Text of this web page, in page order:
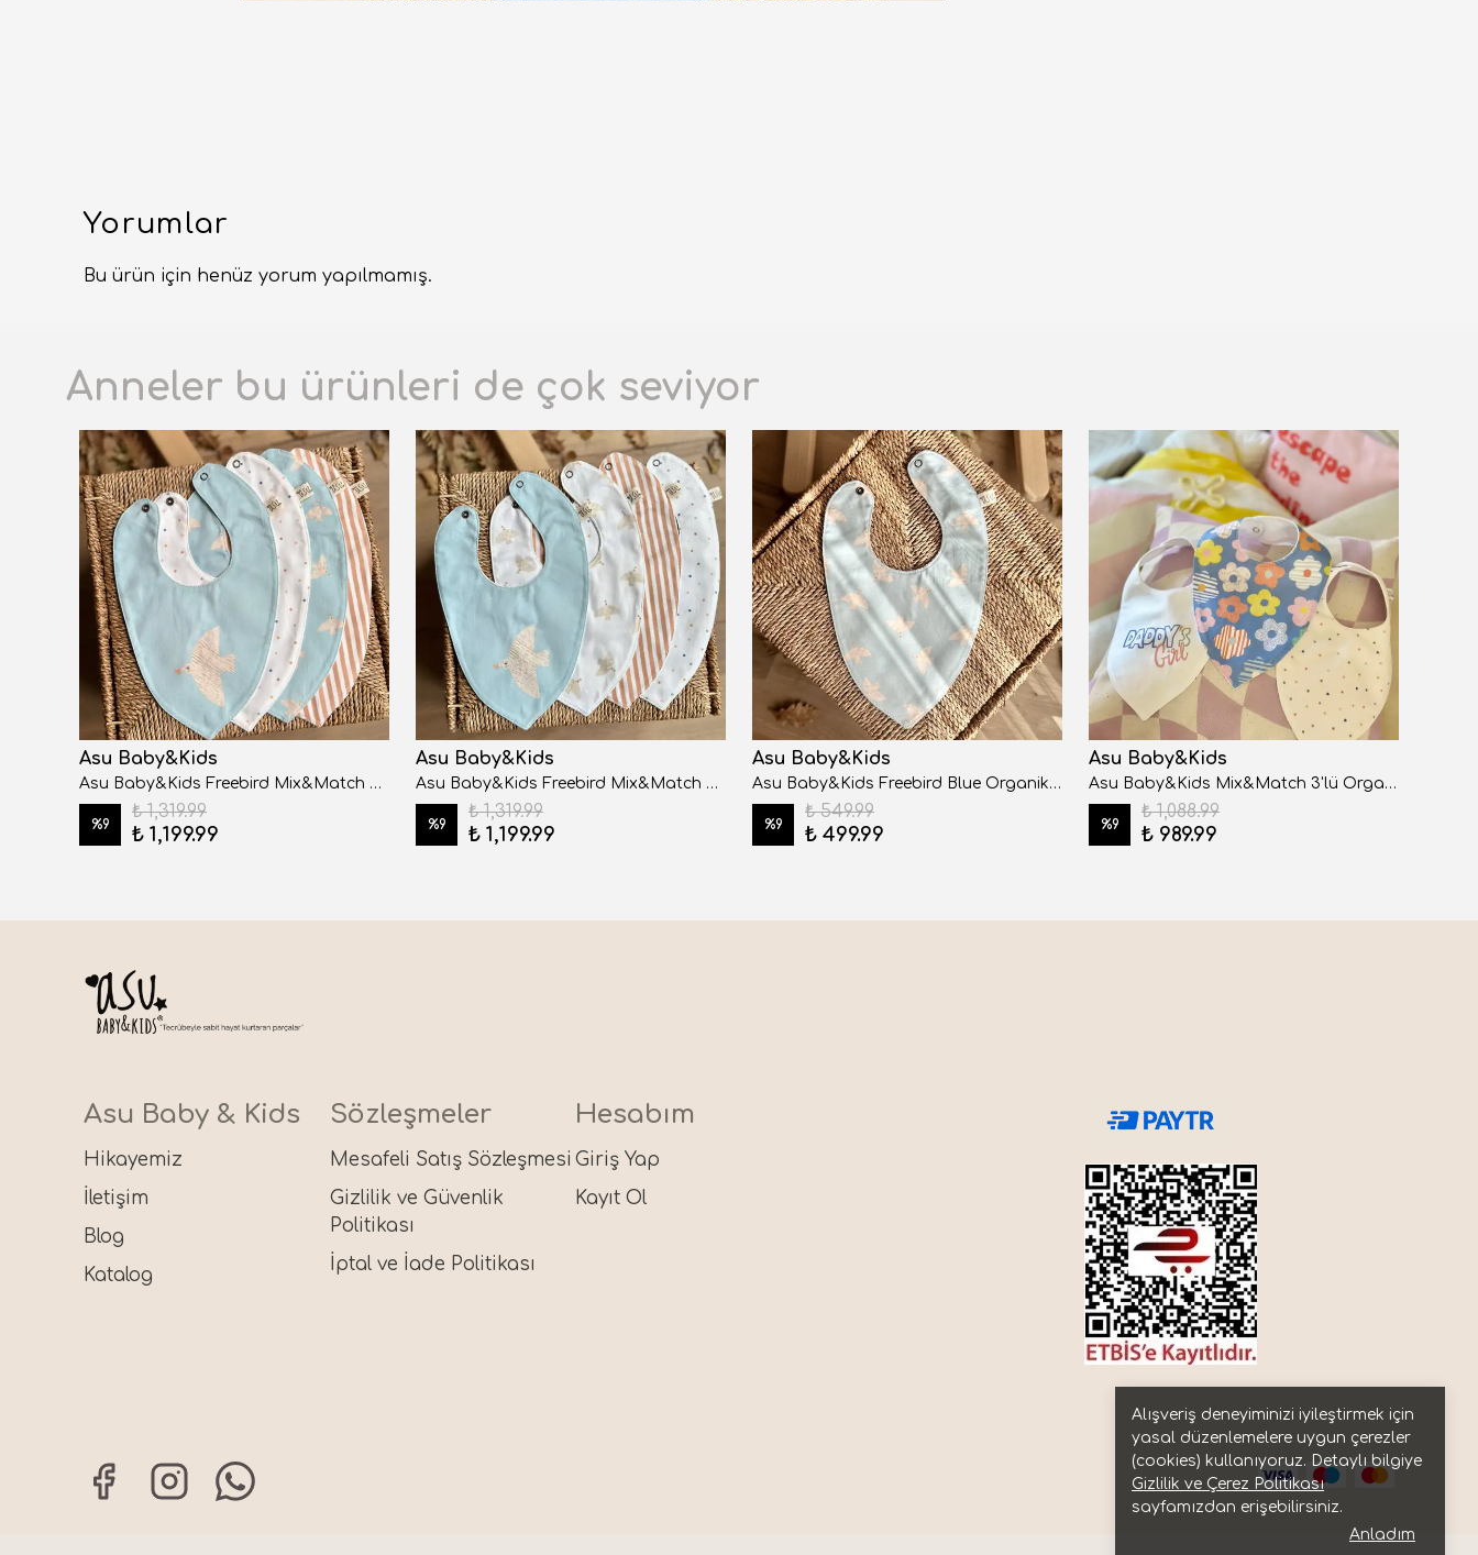
Alışveriş deneyiminizi iyileştirmek için
yasal düzenlemelere uygun çerezler
(cookies) kullanıyoruz. Detaylı bilgiye
Gizlilik ve Çerez Politikası
sayfamızdan erişebilirsiniz.
Anladım
Yorumlar
Bu ürün için henüz yorum yapılmamış.
Anneler bu ürünleri de çok seviyor
Asu Baby&Kids
Asu Baby&Kids Freebird Mix&Match 4'lü Organik Pamuk Önlük
%9
₺ 1,319.99
₺ 1,199.99
Asu Baby&Kids
Asu Baby&Kids Freebird Mix&Match 4'lü Organik Pamuk Önlük Cream
%9
₺ 1,319.99
₺ 1,199.99
Asu Baby&Kids
Asu Baby&Kids Freebird Blue Organik Pamuk Önlük
%9
₺ 549.99
₺ 499.99
Asu Baby&Kids
Asu Baby&Kids Mix&Match 3'lü Organik Pamuk Daisy Daddy
%9
₺ 1,088.99
₺ 989.99
Asu Baby & Kids
Hikayemiz
İletişim
Blog
Katalog
Sözleşmeler
Mesafeli Satış Sözleşmesi
Gizlilik ve Güvenlik
Politikası
İptal ve İade Politikası
Hesabım
Giriş Yap
Kayıt Ol